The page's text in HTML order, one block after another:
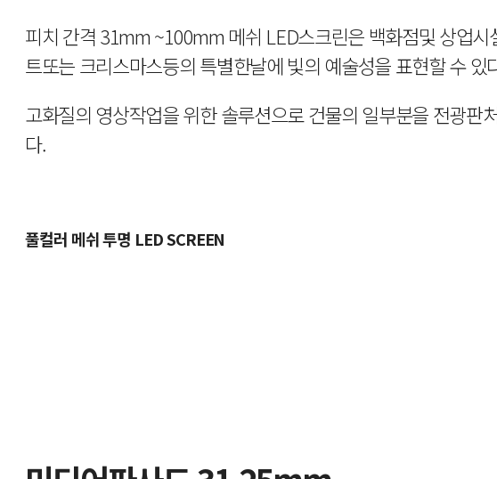
피치 간격 31mm ~100mm 메쉬 LED스크린은 백화점및 상업시
트또는 크리스마스등의 특별한날에 빛의 예술성을 표현할 수 있
고화질의 영상작업을 위한 솔루션으로건물의 일부분을 전광판
다.
풀컬러 메쉬 투명 LED SCREEN